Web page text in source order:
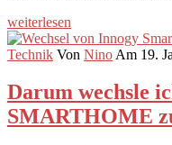
weiterlesen
Technik Von Nino Am 19.
Darum wechsle
SMARTHOME